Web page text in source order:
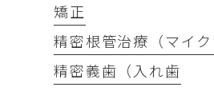
矯正
精密義歯（入れ歯